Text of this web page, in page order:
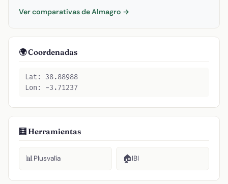
Ver comparativas de Almagro →
🌍 Coordenadas
Lat: 38.88988
Lon: -3.71237
🧮 Herramientas
📊Plusvalía 🏠IBI